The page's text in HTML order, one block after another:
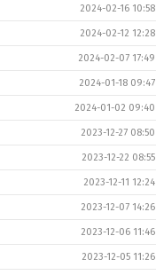
2024-02-16 10:58
2024-02-12 12:28
2024-02-07 17:49
2024-01-18 09:47
2024-01-02 09:40
2023-12-27 08:50
2023-12-22 08:55
2023-12-11 12:24
2023-12-07 14:26
2023-12-06 11:46
2023-12-05 11:26